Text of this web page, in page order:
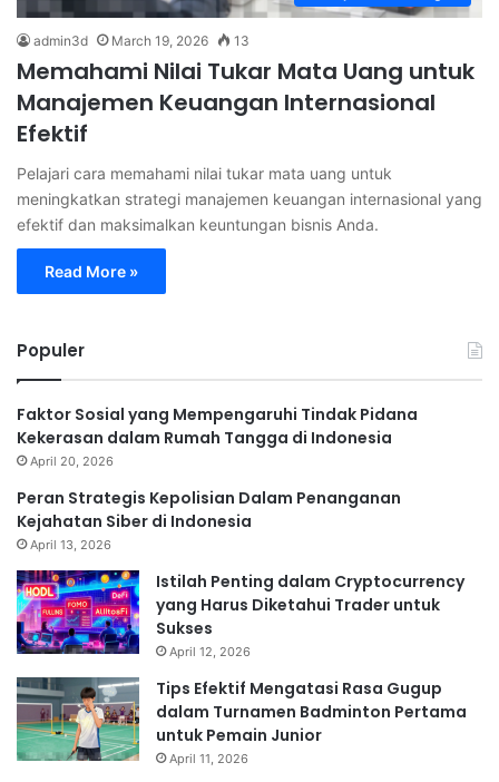
admin3d March 19, 2026 13
Memahami Nilai Tukar Mata Uang untuk
Manajemen Keuangan Internasional
Efektif
Pelajari cara memahami nilai tukar mata uang untuk
meningkatkan strategi manajemen keuangan internasional yang
efektif dan maksimalkan keuntungan bisnis Anda.
Read More »
Populer
Faktor Sosial yang Mempengaruhi Tindak Pidana
Kekerasan dalam Rumah Tangga di Indonesia
April 20, 2026
Peran Strategis Kepolisian Dalam Penanganan
Kejahatan Siber di Indonesia
April 13, 2026
Istilah Penting dalam Cryptocurrency
yang Harus Diketahui Trader untuk
Sukses
April 12, 2026
Tips Efektif Mengatasi Rasa Gugup
dalam Turnamen Badminton Pertama
untuk Pemain Junior
April 11, 2026